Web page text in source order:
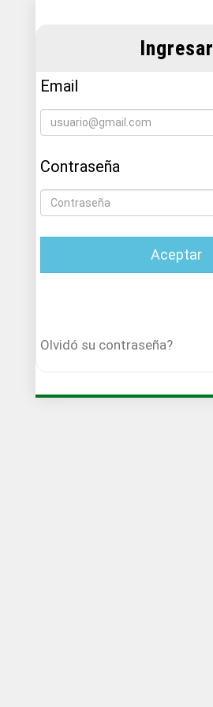
Ingresar
Email
Contraseña
Aceptar
Olvidó su contraseña?